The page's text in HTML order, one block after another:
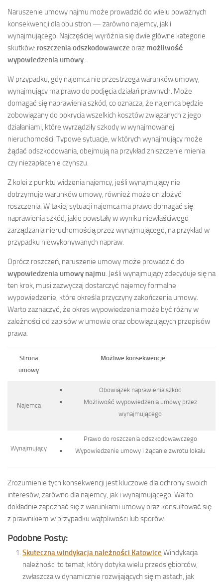
Naruszenie umowy najmu może prowadzić do wielu poważnych
konsekwencji dla obu stron — zarówno najemcy, jak i
wynajmującego. Najczęściej wyróżnia się dwie główne kategorie
skutków: roszczenia odszkodowawcze oraz możliwość
wypowiedzenia umowy.
W przypadku, gdy najemca nie przestrzega warunków umowy,
wynajmujący ma prawo do podjęcia działań prawnych. Może
domagać się naprawienia szkód, co oznacza, że najemca będzie
zobowiązany do pokrycia wszelkich kosztów związanych z jego
działaniami, które wyrządziły szkody w wynajmowanej
nieruchomości. Typowe sytuacje, w których wynajmujący może
żądać odszkodowania, obejmują na przykład zniszczenie mienia
czy niezapłacenie czynszu.
Z kolei z punktu widzenia najemcy, jeśli wynajmujący nie
dotrzymuje warunków umowy, również może on złożyć
roszczenia. W takiej sytuacji najemca ma prawo domagać się
naprawienia szkód, jakie powstały w wyniku niewłaściwego
zarządzania nieruchomością przez wynajmującego, na przykład w
przypadku niewykonywanych napraw.
Oprócz roszczeń, naruszenie umowy może prowadzić do
wypowiedzenia umowy najmu. Jeśli wynajmujący zdecyduje się na
ten krok, musi zazwyczaj dostarczyć najemcy formalne
wypowiedzenie, które określa przyczyny zakończenia umowy.
Warto zaznaczyć, że okres wypowiedzenia może być różny w
zależności od zapisów w umowie oraz obowiązujących przepisów
prawa.
Strona
umowy
Możliwe konsekwencje
Najemca
Obowiązek naprawienia szkód
Możliwość wypowiedzenia umowy przez
wynajmującego
Wynajmujący
Prawo do roszczenia odszkodowawczego
Wypowiedzenie umowy i żądanie zwrotu lokalu
Zrozumienie tych konsekwencji jest kluczowe dla ochrony swoich
interesów, zarówno dla najemcy, jak i wynajmującego. Warto
dokładnie zapoznać się z warunkami umowy oraz konsultować się
z prawnikiem w przypadku wątpliwości lub sporów.
Podobne Posty:
Skuteczna windykacja należności Katowice Windykacja
należności to temat, który dotyka wielu przedsiębiorców,
zwłaszcza w dynamicznie rozwijających się miastach, jak